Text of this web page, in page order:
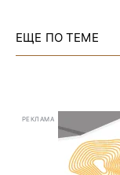
ЕЩЕ ПО ТЕМЕ
РЕКЛАМА